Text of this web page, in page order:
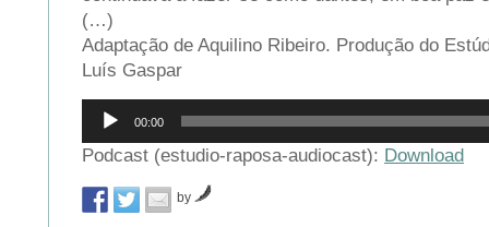
(…)
Adaptação de Aquilino Ribeiro. Produção do
Luís Gaspar
Reprodutor
áudio
00:00
Podcast (estudio-raposa-audiocast): Download
by